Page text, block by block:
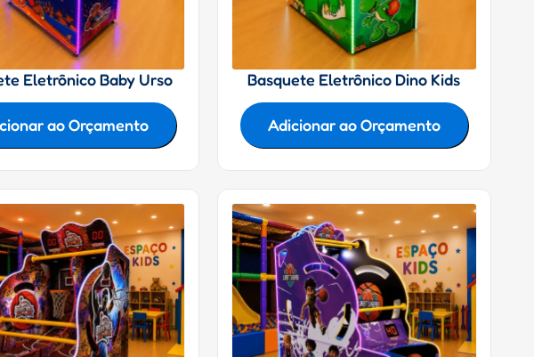
Eletrônico Baby Urso
ao Orçamento
Basquete Eletrônico Dino Kids
Adicionar ao Orçamento